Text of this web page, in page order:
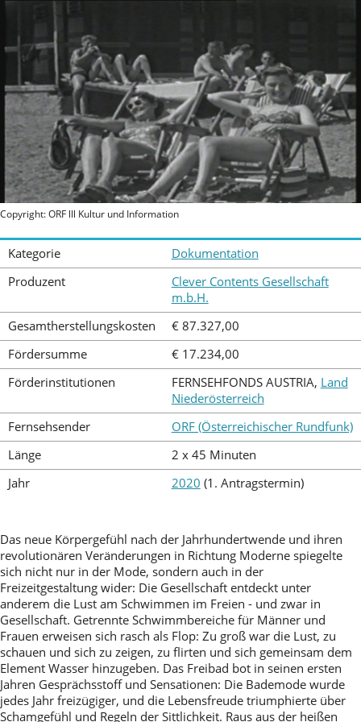
Copyright: ORF lll Kultur und Information
Kategorie
Dokumentation
Produzent
Clever Contents Gesellschaft
m.b.H.
Gesamtherstellungskosten
€ 87.327,00
Fördersumme
€ 17.234,00
Förderinstitutionen
FERNSEHFONDS AUSTRIA, Land
Niederösterreich
Fernsehsender
ORF (Österreichischer Rundfunk)
Länge
2 x 45 Minuten
Jahr
2020 (1. Antragstermin)
Das neue Körpergefühl nach der Jahrhundertwende und ihren
revolutionären Veränderungen in Richtung Moderne spiegelte
sich nicht nur in der Mode, sondern auch in der
Freizeitgestaltung wider: Die Gesellschaft entdeckt unter
anderem die Lust am Schwimmen im Freien - und zwar in
Gesellschaft. Getrennte Schwimmbereiche für Männer und
Frauen erweisen sich rasch als Flop: Zu groß war die Lust, zu
schauen und sich zu zeigen, zu flirten und sich gemeinsam dem
Element Wasser hinzugeben. Das Freibad bot in seinen ersten
Jahren Gesprächsstoff und Sensationen: Die Bademode wurde
jedes Jahr freizügiger, und die Lebensfreude triumphierte über
Schamgefühl und Regeln der Sittlichkeit. Raus aus der heißen